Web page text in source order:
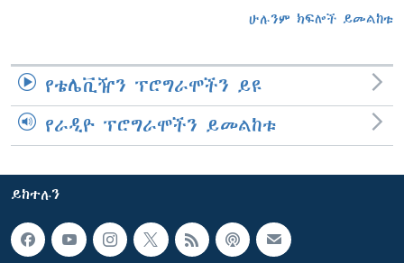
ሁሉንም ክፍሎች ይመልከቱ
የቴሌቪዥን ፕሮግራሞችን ይዩ
የራዲዮ ፕሮግራሞችን ይመልከቱ
ይከተሉን